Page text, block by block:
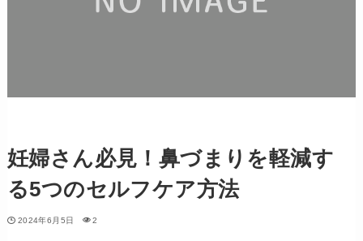
妊婦さん必見！鼻づまりを軽減す
る5つのセルフケア方法
2024年6月5日 2